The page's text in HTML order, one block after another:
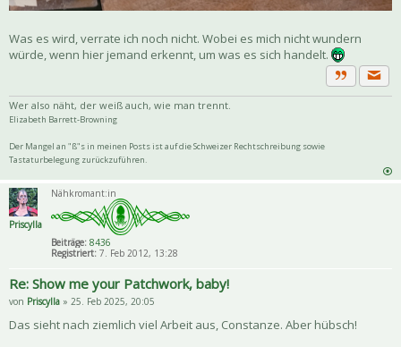
Was es wird, verrate ich noch nicht. Wobei es mich nicht wundern
würde, wenn hier jemand erkennt, um was es sich handelt.
Zitat
Wer also näht, der weiß auch, wie man trennt.
Elizabeth Barrett-Browning
Der Mangel an "ß"s in meinen Posts ist auf die Schweizer Rechtschreibung sowie
Tastaturbelegung zurückzuführen.
Priscylla
Nähkromant:in
Beiträge: 8436
Registriert: 7. Feb 2012, 13:28
Re: Show me your Patchwork, baby!
von Priscylla » 25. Feb 2025, 20:05
Das sieht nach ziemlich viel Arbeit aus, Constanze. Aber hübsch!